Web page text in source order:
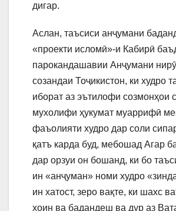
дигар.
Аслан, таъсиси анҷумани
«проекти исломӣ»-и Кабирӣ
парокандашавии Анҷумани
созандаи Тоҷикистон, ки худро
иборат аз эътилофи созмонҳои
мухолифи ҳукумат муаррифӣ
фаъолияти худро дар соли
қатъ карда буд, мебошад Агар
дар орзуи он бошанд, ки бо
ин «анҷуман» номи худро
ин хатост, зеро вақте, ки шахс
хоин ва бадандеш ва дур аз